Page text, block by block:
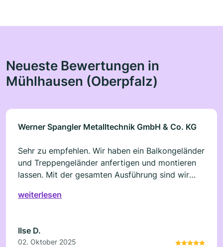
Neueste Bewertungen in
Mühlhausen (Oberpfalz)
Werner Spangler Metalltechnik GmbH & Co. KG
Sehr zu empfehlen. Wir haben ein Balkongeländer
und Treppengeländer anfertigen und montieren
lassen. Mit der gesamten Ausführung sind wir
weiterlesen
Ilse D.
02. Oktober 2025